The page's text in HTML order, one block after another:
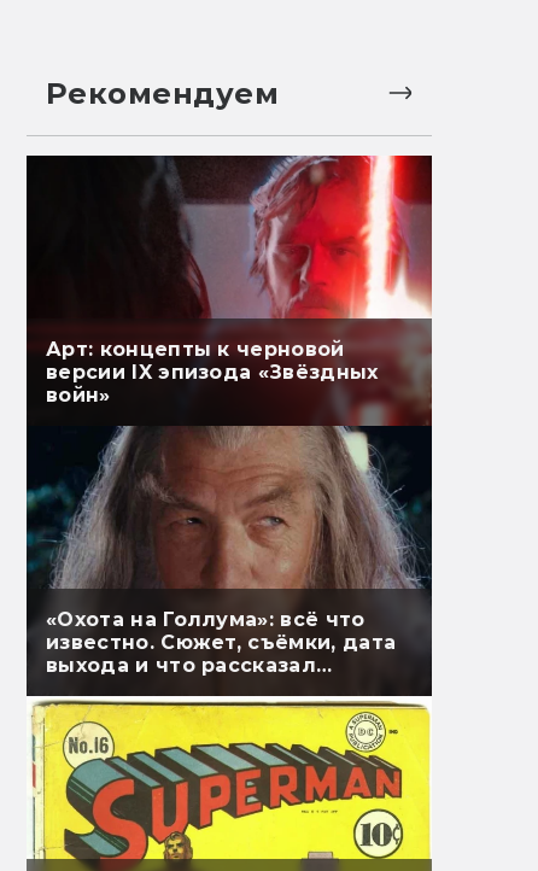
Рекомендуем
Арт: концепты к черновой
версии IX эпизода «Звёздных
войн»
«Охота на Голлума»: всё что
известно. Сюжет, съёмки, дата
выхода и что рассказал